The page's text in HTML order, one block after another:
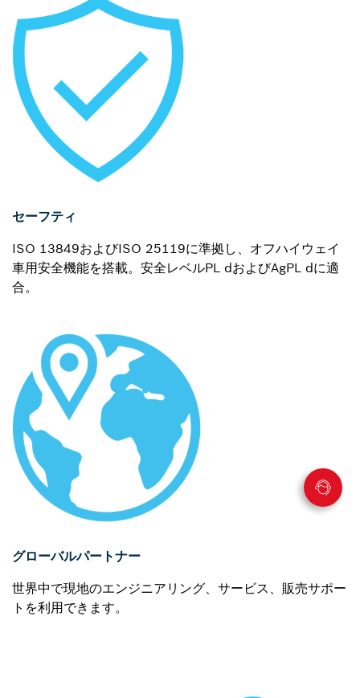
セーフティ
ISO 13849およびISO 25119に準拠し、オフハイウェイ
車用安全機能を搭載。安全レベルPL dおよびAgPL dに適
合。
グローバルパートナー
世界中で現地のエンジニアリング、サービス、販売サポー
トを利用できます。